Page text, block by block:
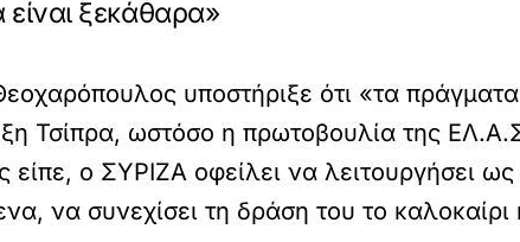
ξεκάθαρα»
υποστήριξε ότι «τα
Τσίπρα, ωστόσο η πρωτοβουλία της
ο ΣΥΡΙΖΑ οφείλει να λειτουργήσει
να συνεχίσει τη δράση του το